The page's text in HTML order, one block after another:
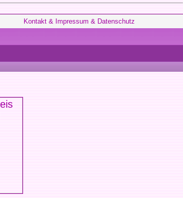
Kontakt & Impressum & Datenschutz